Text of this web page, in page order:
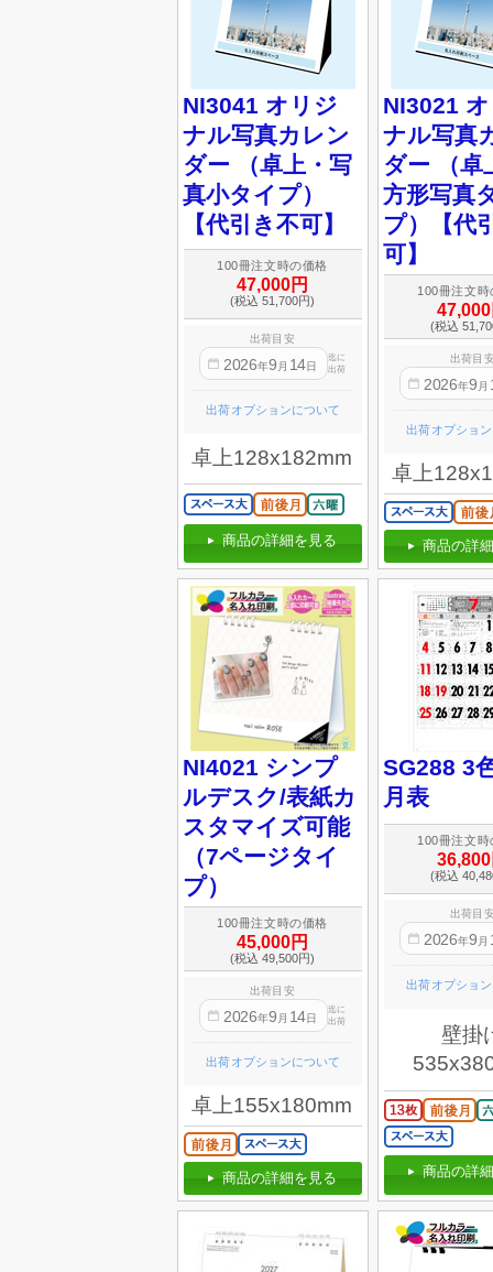
NI3041 オリジ
ナル写真カレン
ダー （卓上・写
真小タイプ）
【代引き不可】
100冊注文時の価格
47,000円
(税込 51,700円)
出荷目安
2026年9 月 14日
迄に
出荷
出荷オプションについて
卓上128x182mm
商品の詳細を見る
NI3021
ナル写真
ダー （卓
方形写真
プ）【代
可】
100冊注文時
(税込
出荷目
2026年9 月
出荷オプショ
卓上
商品の詳
NI4021 シンプ
ルデスク/表紙カ
スタマイズ可能
（7ページタイ
プ）
100冊注文時の価格
45,000円
(税込 49,500円)
出荷目安
2026年9 月 14日
迄に
出荷
出荷オプションについて
卓上155x180mm
商品の詳細を見る
SG288 3
月表
100冊注文時
(税込
出荷目
2026年9 月
出荷オプショ
壁掛
商品の詳